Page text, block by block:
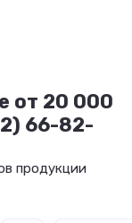
от 20 000
66-82-
продукции